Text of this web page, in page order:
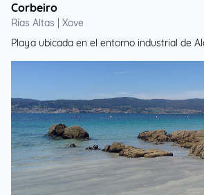
Corbeiro
Rías Altas | Xove
Playa ubicada en el entorno industrial de